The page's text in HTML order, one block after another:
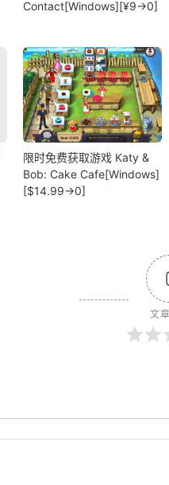
Contact[Windows][¥9→0]
限时免费获取游戏 Katy &
Bob: Cake Cafe[Windows]
[$14.99→0]
文